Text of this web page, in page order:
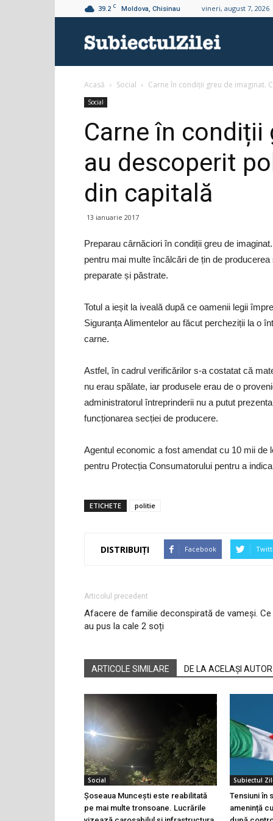
39.2 C Moldova, Chisinau vineri, august 7, 2026
Zilei
Acasă Social Carne în condiții greu de imaginat.
Social
Carne în condiții
au descoperit
din capitală
13 ianuarie 2017
Preparau cârnăciori în condiții greu de
pentru mai multe încălcări de țin de
preparate și păstrate.
Totul a ieșit la iveală după ce oamenii legii
Siguranța Alimentelor au făcut percheziții la o
carne.
Astfel, în cadrul verificărilor s-a costatat că
nu erau spălate, iar produsele erau de o
administratorul întreprinderii nu a putut
funcționarea secției de producere.
Agentul economic a fost amendat cu 10 mii de
pentru Protecția Consumatorului pentru a
ETICHETE politie
DISTRIBUIȚI Facebook
Articolul precedent
Afacere de familie deconspirată de vameși. Ce
au pus la cale 2 soți
ARTICOLE SIMILARE DE LA ACELAȘI AUTOR
Social
Șoseaua Muncești este reabilitată
pe mai multe tronsoane. Lucrările
Subiectul
Tensiuni în
amenință